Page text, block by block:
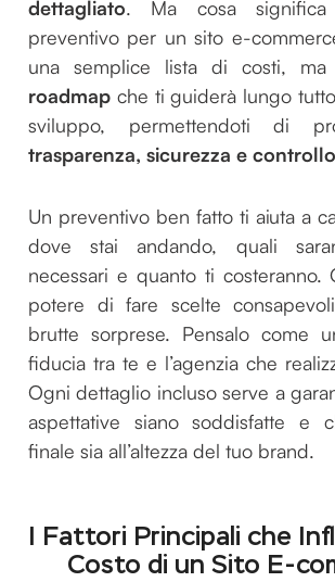
dettagliato. Ma cosa
preventivo per un sito e-
una semplice lista di costi,
roadmap che ti guiderà lungo
sviluppo, permettendoti di
trasparenza, sicurezza e controllo
Un preventivo ben fatto ti aiuta a
dove stai andando, quali
necessari e quanto ti costeranno.
potere di fare scelte
brutte sorprese. Pensalo come
fiducia tra te e l’agenzia che
Ogni dettaglio incluso serve a
aspettative siano soddisfatte e
finale sia all’altezza del tuo brand.
I Fattori Principali che
Costo di un Sito E-